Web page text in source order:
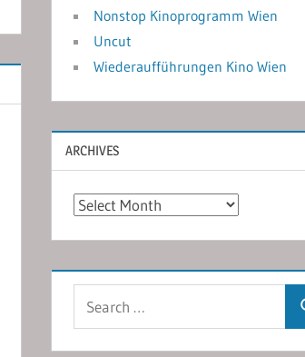
Nonstop Kinoprogramm Wien
Uncut
Wiederaufführungen Kino Wien
ARCHIVES
Archives